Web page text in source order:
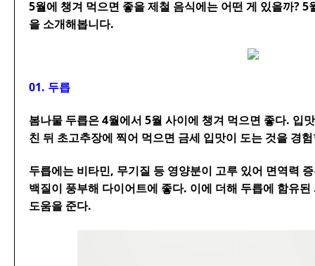
5월에 챙겨 먹으면 좋을 제철 음식에는 어떤 게 있을까?
을 소개해봅니다.
01. 두릅
봄나물 두릅은 4월에서 5월 사이에 챙겨 먹으면 좋다. 입
친 뒤 초고추장에 찍어 먹으면 금세 입맛이 도는 것을 경
두릅에는 비타민, 무기질 등 영양분이 고루 있어 면역력
백질이 풍부해 다이어트에 좋다. 이에 더해 두릅에 함유
도움을 준다.